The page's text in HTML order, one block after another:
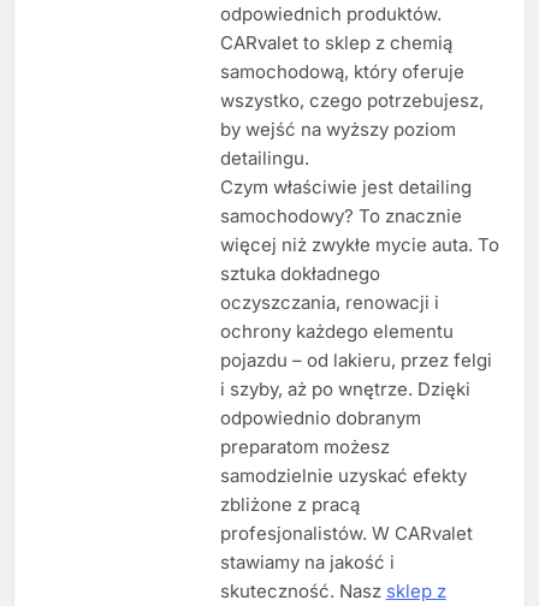
odpowiednich produktów.
CARvalet to sklep z chemią
samochodową, który oferuje
wszystko, czego potrzebujesz,
by wejść na wyższy poziom
detailingu.
Czym właściwie jest detailing
samochodowy? To znacznie
więcej niż zwykłe mycie auta. To
sztuka dokładnego
oczyszczania, renowacji i
ochrony każdego elementu
pojazdu – od lakieru, przez felgi
i szyby, aż po wnętrze. Dzięki
odpowiednio dobranym
preparatom możesz
samodzielnie uzyskać efekty
zbliżone z pracą
profesjonalistów. W CARvalet
stawiamy na jakość i
skuteczność. Nasz sklep z